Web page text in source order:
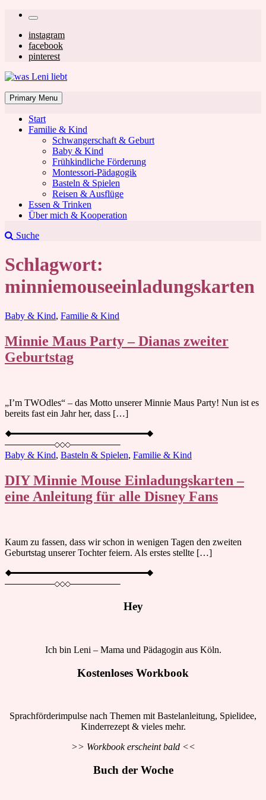
Skip
content
Secondary
left
navigation
Secondary
right
navigation
instagram
facebook
pinterest
was Leni liebt
Mom & Lifestyle Blog
Primary Menu
Start
Familie & Kind
Schwangerschaft & Geburt
Baby & Kind
Frühkindliche Förderung
Montessori-Pädagogik
Basteln & Spielen
Reisen & Ausflüge
Essen & Trinken
Über mich & Kooperation
Suche
Schlagwort:
minniemouseeinladungskarten
Blog
Baby & Kind, Familie & Kind
Minnie Maus Party – Dianas zweiter
Geburtstag
„I’m TWOdles“ – das Motto unserer Minnie Maus Party! Nun ist es
bereits fast ein Jahr her, dass […]
Baby & Kind, Basteln & Spielen, Familie & Kind
DIY Minnie Mouse Einladungskarten –
eine Anleitung für alle Disney Fans
Kaum zu fassen, dass wir schon in wenigen Tagen den zweiten
Geburtstag unserer Tochter feiern. Als erstes stellte […]
Hey
Ich bin Leni – Mama und Pädagogin aus Köln.
Kostenloses Workbook
Sprachförderimpulse nach Themen mit Bastelanleitung, Spielidee,
Kinderrezept & vieles mehr.
>> Workbook erscheint bald <<
Buch der Woche